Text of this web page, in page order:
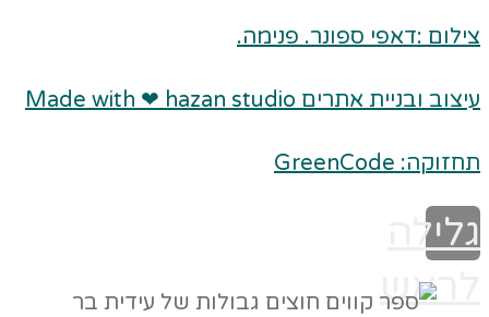
צילום :דאפי ספונר. פנימה.
עיצוב ובניית אתרים Made with ❤ hazan studio
תחזוקה: GreenCode
גלילה
לראש